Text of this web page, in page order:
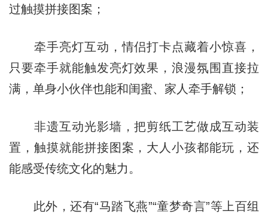
过触摸拼接图案；
牵手亮灯互动，情侣打卡点藏着小惊喜，
只要牵手就能触发亮灯效果，浪漫氛围直接拉
满，单身小伙伴也能和闺蜜、家人牵手解锁；
非遗互动光影墙，把剪纸工艺做成互动装
置，触摸就能拼接图案，大人小孩都能玩，还
能感受传统文化的魅力。
此外，还有“马踏飞燕”“童梦奇言”等上百组